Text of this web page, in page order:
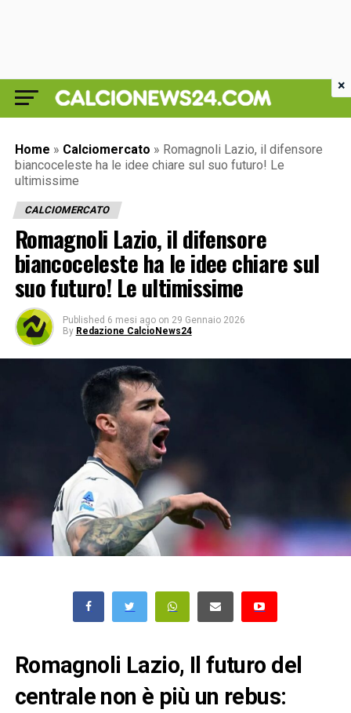
Home » Calciomercato » Romagnoli Lazio, il difensore
biancoceleste ha le idee chiare sul suo futuro! Le
ultimissime
CALCIOMERCATO
Romagnoli Lazio, il difensore
biancoceleste ha le idee chiare sul
suo futuro! Le ultimissime
Published 6 mesi ago on 29 Gennaio 2026
By Redazione CalcioNews24
Romagnoli Lazio, Il futuro del
centrale non è più un rebus:
×